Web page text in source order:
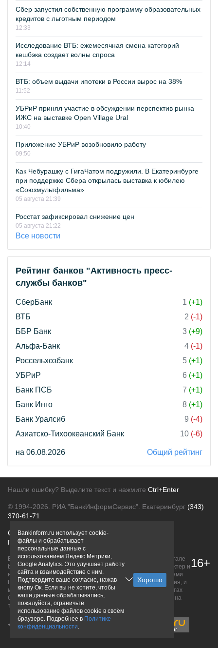
Сбер запустил собственную программу образовательных
кредитов с льготным периодом
12:33
Исследование ВТБ: ежемесячная смена категорий
кешбэка создает волны спроса
12:14
ВТБ: объем выдачи ипотеки в России вырос на 38%
11:52
УБРиР принял участие в обсуждении перспектив рынка
ИЖС на выставке Open Village Ural
10:40
Приложение УБРиР возобновило работу
09:50
Как Чебурашку с ГигаЧатом подружили. В Екатеринбурге
при поддержке Сбера открылась выставка к юбилею
«Союзмультфильма»
05 августа 21:39
Росстат зафиксировал снижение цен
05 августа 21:22
Все новости
Рейтинг банков "Активность пресс-
службы банков"
СберБанк 1 (+1)
ВТБ
2 (-1)
ББР Банк
3 (+9)
Альфа-Банк
4 (-1)
Россельхозбанк
5 (+1)
УБРиР
6 (+1)
Банк ПСБ
7 (+1)
Банк Инго
8 (+1)
Банк Уралсиб
9 (-4)
Азиатско-Тихоокеанский Банк
10 (-6)
на 06.08.2026 Общий рейтинг
Нашли ошибку? Выделите текст и нажмите Ctrl+Enter
© 1994-2026. РИА "БанкИнформСервис". Екатеринбург (343)
370-61-71
О проектеПолитика конфиденциальности
Правовая информацияДля рекламодателей
Вся информация о продуктах банков, размещенная на портале
bankinform.ru, носит исключительно ознакомительный характер и
не является публичной офертой, определяемой положениями
ГК РФ. Информация не содержит точного и полного описания, и
может быть изменена. Конечные условия уточняйте на сайтах
банков или при личном обращении. Исключительное право на
товарные знаки принадлежит их правообладателям.
16+
Bankinform.ru использует cookie-
файлы и обрабатывает
персональные данные с
использованием Яндекс Метрики,
Google Analytics. Это улучшает работу
сайта и взаимодействие с ним.
Подтвердите ваше согласие, нажав
кнопу Ок. Если вы не хотите, чтобы
ваши данные обрабатывались,
пожалуйста, ограничьте
использование файлов cookie в своём
браузере. Подробнее в Политике
конфиденциальности.